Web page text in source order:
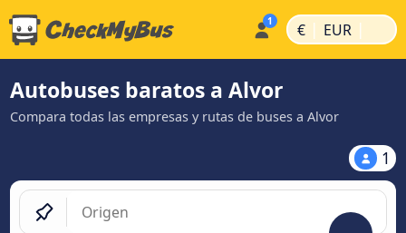
€ | EUR |
Autobuses baratos a Alvor
Compara todas las empresas y rutas de buses a Alvor
1